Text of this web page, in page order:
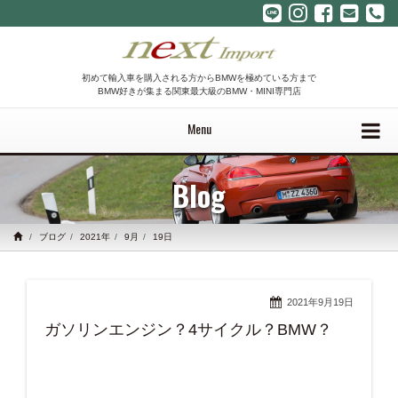
初めて輸入車を購入される方からBMWを極めている方まで
BMW好きが集まる関東最大級のBMW・MINI専門店
Menu
Blog
ブログ 2021年 9月 19日
2021年9月19日
ガソリンエンジン？4サイクル？BMW？